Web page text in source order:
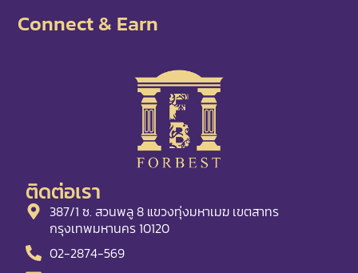
Connect & Earn
ติดต่อเรา
387/1 ซ. สวนพลู 8 แขวงทุ่งมหาเมฆ เขตสาทร
กรุงเทพมหานคร 10120
02-2874-569